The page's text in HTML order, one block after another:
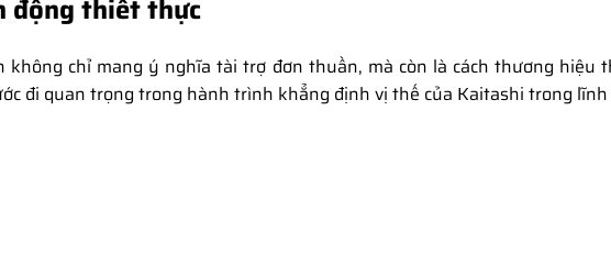
động thiết thực
chỉ mang ý nghĩa tài trợ đơn thuần, mà còn là cách thương hiệu
đi quan trọng trong hành trình khẳng định vị thế của Kaitashi trong